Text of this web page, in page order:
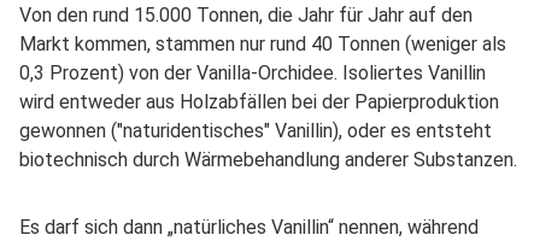
Von den rund 15.000 Tonnen, die Jahr für Jahr auf den
Markt kommen, stammen nur rund 40 Tonnen (weniger als
0,3 Prozent) von der Vanilla-Orchidee. Isoliertes Vanillin
wird entweder aus Holzabfällen bei der Papierproduktion
gewonnen ("naturidentisches" Vanillin), oder es entsteht
biotechnisch durch Wärmebehandlung anderer Substanzen.
Es darf sich dann „natürliches Vanillin“ nennen, während